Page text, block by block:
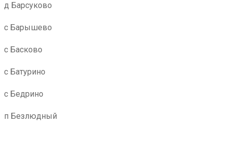
д Барсуково
с Барышево
с Басково
с Батурино
с Бедрино
п Безлюдный